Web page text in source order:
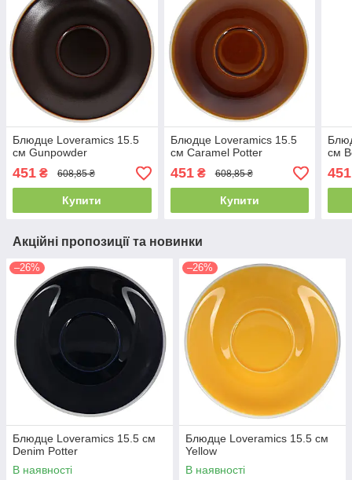
Блюдце Loveramics 15.5
см Gunpowder
451 ₴ 608,85 ₴
Купити
Блюдце Loveramics 15.5
см Caramel Potter
451₴ 608,85 ₴
Купити
см
451
Акційні пропозиції та новинки
–26%
Блюдце Loveramics 15.5 см
Denim Potter
В наявності
–26%
Блюдце Loveramics 15.5 см
Yellow
В наявності